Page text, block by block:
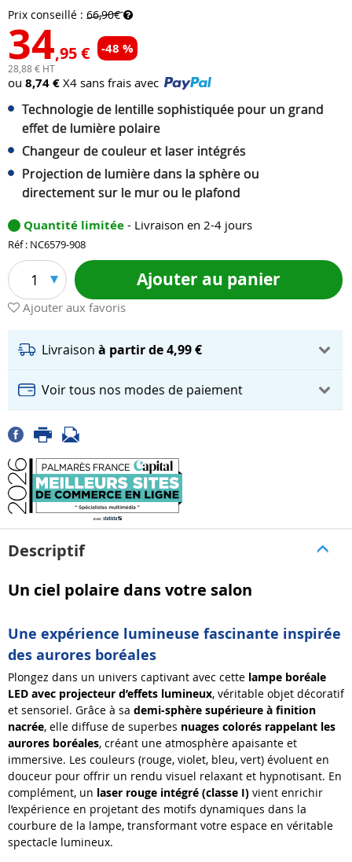
Prix conseillé : 66,90€
34,95 € -48 %
28,88 € HT
ou 8,74 € X4 sans frais avec
Technologie de lentille sophistiquée pour un grand
effet de lumière polaire
Changeur de couleur et laser intégrés
Projection de lumière dans la sphère ou
directement sur le mur ou le plafond
Quantité limitée - Livraison en 2-4 jours
Réf : NC6579-908
1 Ajouter au panier
Ajouter aux favoris
Livraison à partir de 4,99 €
Voir tous nos modes de paiement
Descriptif
Un ciel polaire dans votre salon
Une expérience lumineuse fascinante inspirée
des aurores boréales
Plongez dans un univers captivant avec cette lampe boréale
LED avec projecteur d’effets lumineux, véritable objet décoratif
et sensoriel. Grâce à sa demi-sphère supérieure à finition
nacrée, elle diffuse de superbes nuages colorés rappelant les
aurores boréales, créant une atmosphère apaisante et
immersive. Les couleurs (rouge, violet, bleu, vert) évoluent en
douceur pour offrir un rendu visuel relaxant et hypnotisant. En
complément, un laser rouge intégré (classe I) vient enrichir
l’expérience en projetant des motifs dynamiques dans la
courbure de la lampe, transformant votre espace en véritable
spectacle lumineux.